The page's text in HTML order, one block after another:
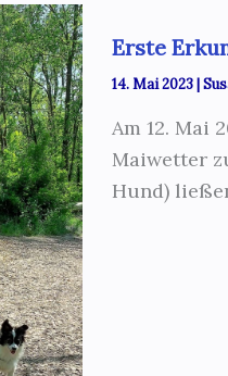
Erste
14. Mai 2023|
Am 12. Mai
Maiwetter
Hund)